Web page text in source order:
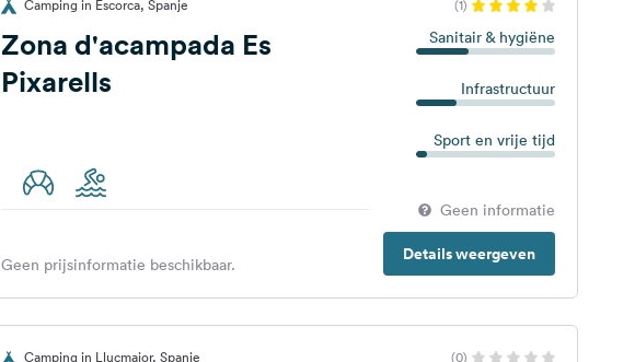
Camping in Escorca, Spanje (1)
Zona d'acampada Es
Pixarells
Sanitair & hygiëne
Infrastructuur
Sport en vrije tijd
Geen informatie
Details weergeven
Geen prijsinformatie beschikbaar.
Camping in Llucmajor, Spanje (0)